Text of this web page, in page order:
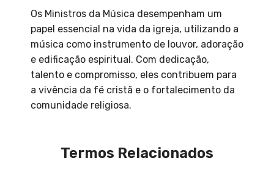
Os Ministros da Música desempenham um
papel essencial na vida da igreja, utilizando a
música como instrumento de louvor, adoração
e edificação espiritual. Com dedicação,
talento e compromisso, eles contribuem para
a vivência da fé cristã e o fortalecimento da
comunidade religiosa.
Termos Relacionados